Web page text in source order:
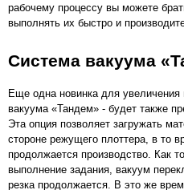
рабочему процессу вы можете
выполнять их быстро и
Система вакуума
Еще одна новинка для увеличения
вакуума «Тандем» - будет также
Эта опция позволяет загружать
стороне режущего плоттера, в то
продолжается производство. Как
выполнение задания, вакуум
резка продолжается. В это же